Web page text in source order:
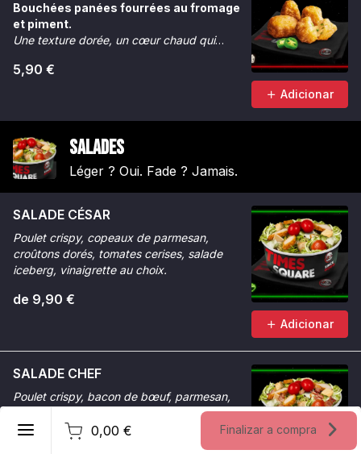
Bouchées panées fourrées au fromage
et piment.
Une texture dorée, un cœur chaud qui
5,90 €
Adicionar
Salades
Léger ? Oui. Fade ? Jamais.
SALADE CÉSAR
Poulet crispy, copeaux de parmesan,
croûtons dorés, tomates cerises, salade
iceberg, vinaigrette au choix.
de 9,90 €
Adicionar
SALADE CHEF
Poulet crispy, bacon de bœuf, parmesan,
tomates cerises, potatoes croustillantes,
oignons frits, salade iceberg.
0,00 € Finalizar a compra